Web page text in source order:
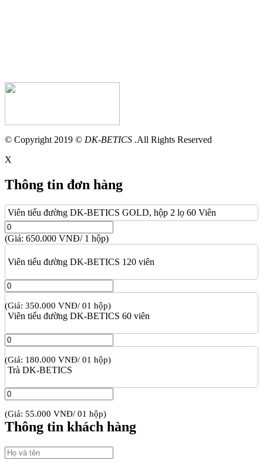
© Copyright 2019 © DK-BETICS .All Rights Reserved
X
Thông tin đơn hàng
Viên tiểu đường DK-BETICS GOLD, hộp 2 lọ 60 Viên
(Giá: 650.000 VNĐ/ 1 hộp)
Viên tiểu đường DK-BETICS 120 viên
(Giá: 350.000 VNĐ/ 01 hộp)
Viên tiểu đường DK-BETICS 60 viên
(Giá: 180.000 VNĐ/ 01 hộp)
Trà DK-BETICS
(Giá: 55.000 VNĐ/ 01 hộp)
Thông tin khách hàng